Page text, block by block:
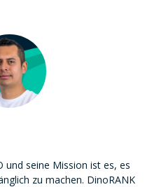
und seine Mission ist es, es
zu machen. DinoRANK